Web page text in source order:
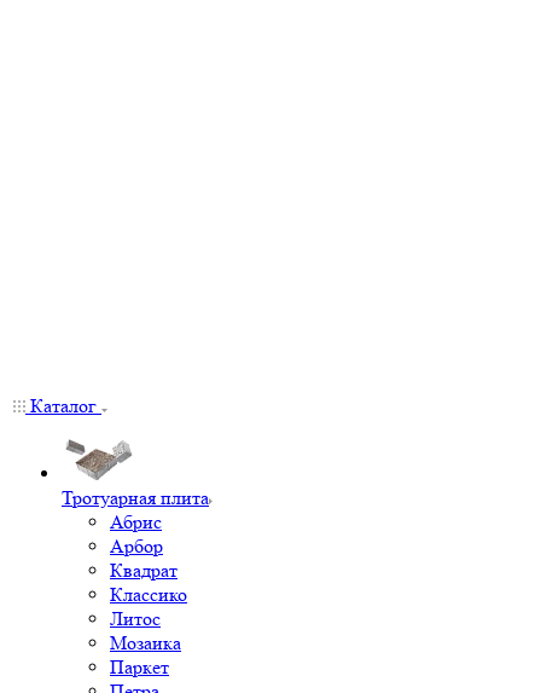
Каталог
Тротуарная плита
Абрис
Арбор
Квадрат
Классико
Литос
Мозаика
Паркет